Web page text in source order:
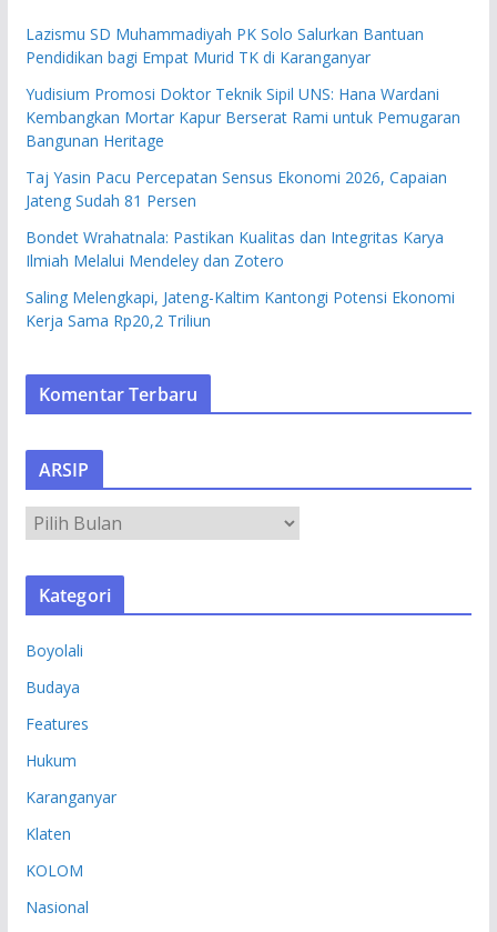
Lazismu SD Muhammadiyah PK Solo Salurkan Bantuan
Pendidikan bagi Empat Murid TK di Karanganyar
Yudisium Promosi Doktor Teknik Sipil UNS: Hana Wardani
Kembangkan Mortar Kapur Berserat Rami untuk Pemugaran
Bangunan Heritage
Taj Yasin Pacu Percepatan Sensus Ekonomi 2026, Capaian
Jateng Sudah 81 Persen
Bondet Wrahatnala: Pastikan Kualitas dan Integritas Karya
Ilmiah Melalui Mendeley dan Zotero
Saling Melengkapi, Jateng-Kaltim Kantongi Potensi Ekonomi
Kerja Sama Rp20,2 Triliun
Komentar Terbaru
ARSIP
R
S
Kategori
Boyolali
Budaya
Features
Hukum
Karanganyar
Klaten
KOLOM
Nasional